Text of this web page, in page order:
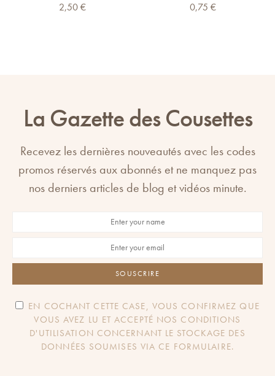
2,50€ 0,75 €
La Gazette des Cousettes
Recevez les dernières nouveautés avec les codes
promos réservés aux abonnés et ne manquez pas
nos derniers articles de blog et vidéos minute.
SOUSCRIRE
EN COCHANT CETTE CASE, VOUS CONFIRMEZ QUE
VOUS AVEZ LU ET ACCEPTÉ NOS CONDITIONS
D'UTILISATION CONCERNANT LE STOCKAGE DES
DONNÉES SOUMISES VIA CE FORMULAIRE.